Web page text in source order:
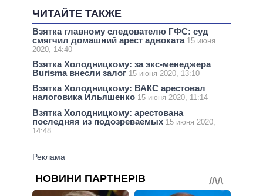
ЧИТАЙТЕ ТАКЖЕ
Взятка главному следователю ГФС: суд
смягчил домашний арест адвоката 15 июня
2020, 14:40
Взятка Холодницкому: за экс-менеджера
Burisma внесли залог 15 июня 2020, 13:10
Взятка Холодницкому: ВАКС арестовал
налоговика Ильяшенко 15 июня 2020, 11:14
Взятка Холодницкому: арестована
последняя из подозреваемых 15 июня 2020,
14:48